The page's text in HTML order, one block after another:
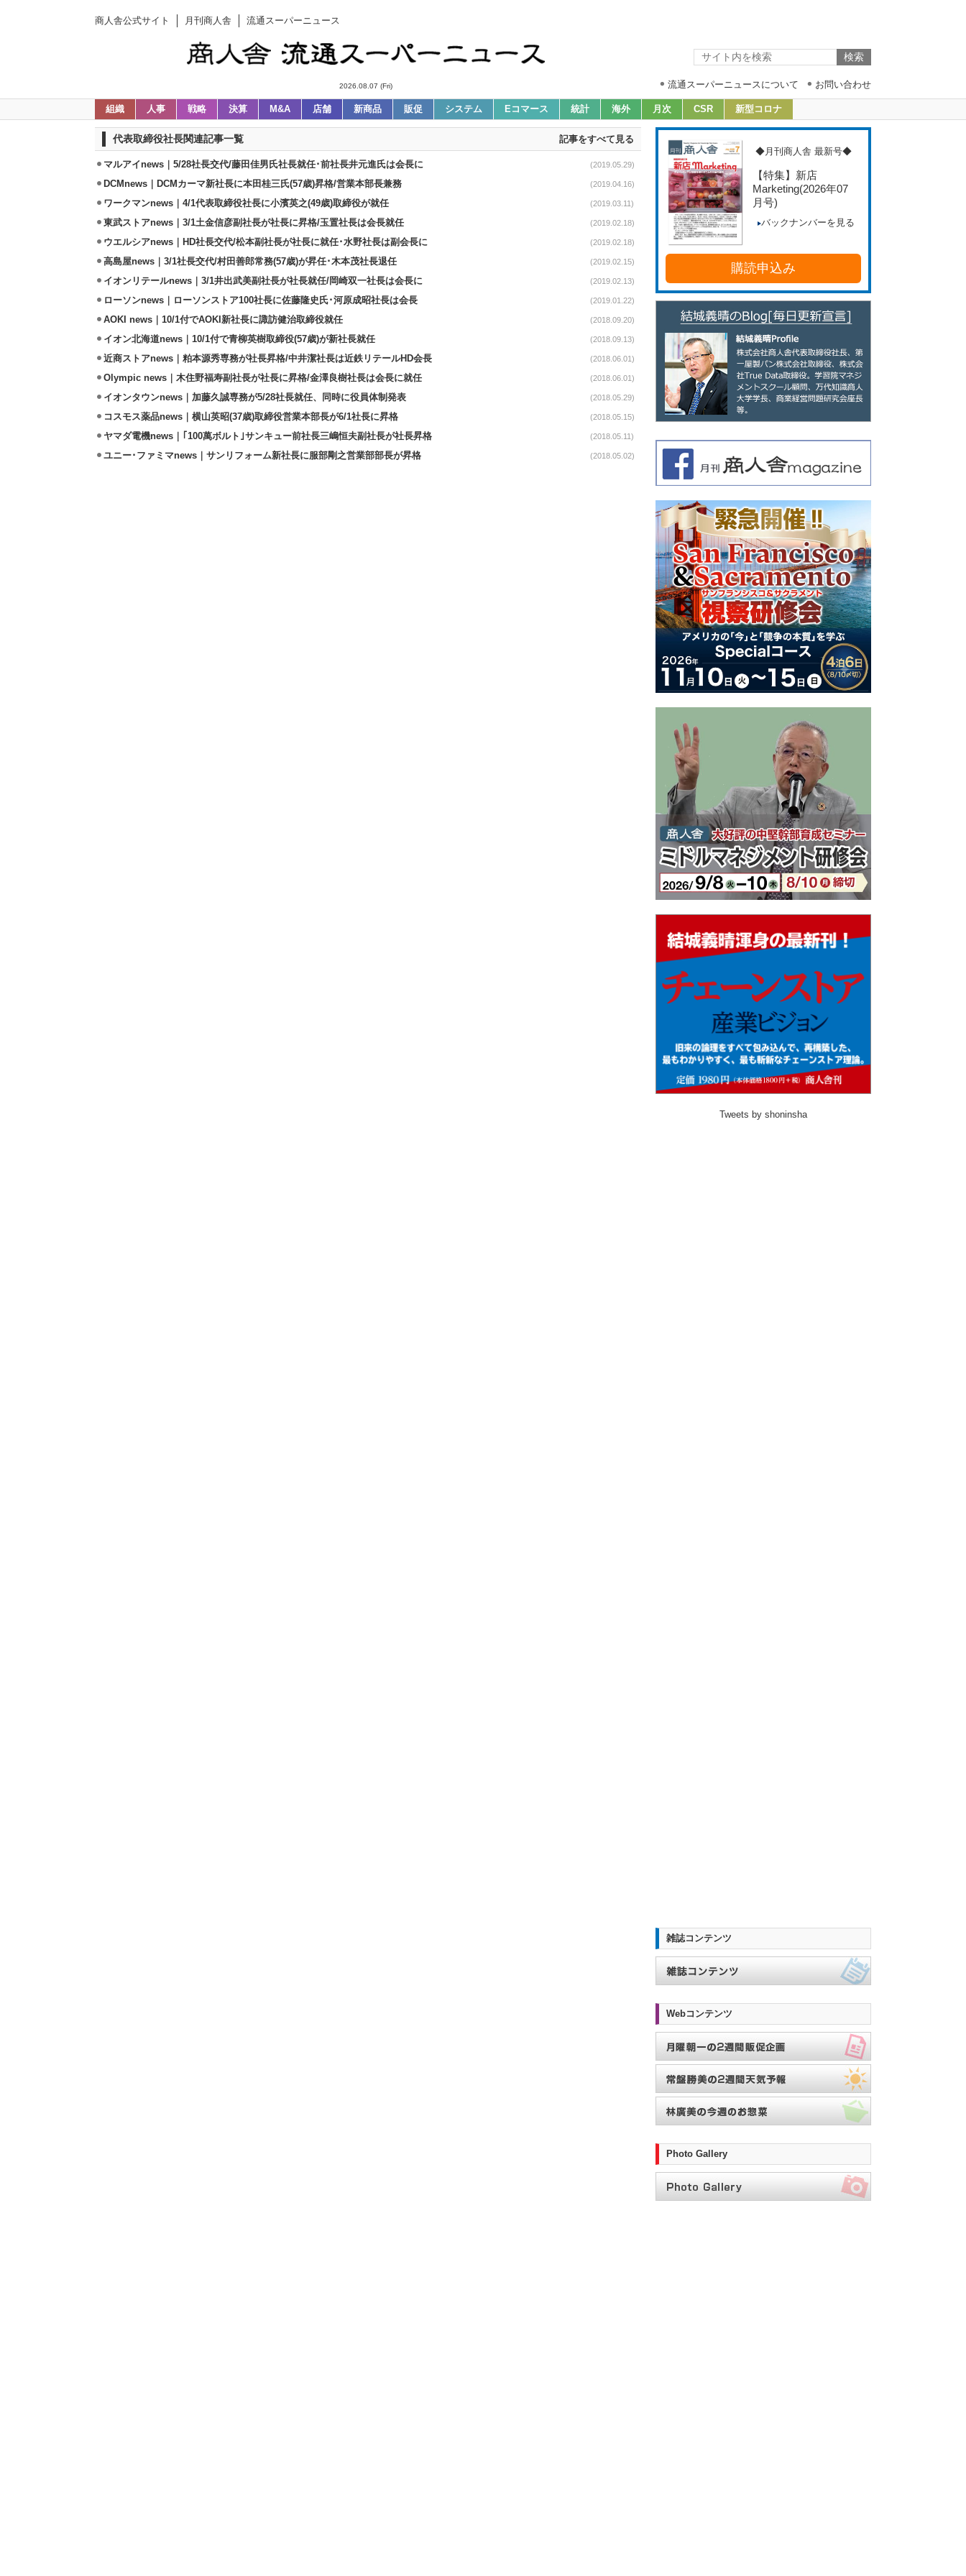
商人舎公式サイト 月刊商人舎 流通スーパーニュース
2026.08.07 (Fri) 流通スーパーニュースについて お問い合わせ
組織 人事 戦略 決算 M&A 店舗 新商品 販促 システム Eコマース 統計 海外 月次 CSR 新型コロナ
代表取締役社長関連記事一覧 記事をすべて見る
マルアイnews｜5/28社長交代/藤田佳男氏社長就任･前社長井元進氏は会長に (2019.05.29)
DCMnews｜DCMカーマ新社長に本田桂三氏(57歳)昇格/営業本部長兼務 (2019.04.16)
ワークマンnews｜4/1代表取締役社長に小濱英之(49歳)取締役が就任 (2019.03.11)
東武ストアnews｜3/1土金信彦副社長が社長に昇格/玉置社長は会長就任 (2019.02.18)
ウエルシアnews｜HD社長交代/松本副社長が社長に就任･水野社長は副会長に (2019.02.18)
高島屋news｜3/1社長交代/村田善郎常務(57歳)が昇任･木本茂社長退任 (2019.02.15)
イオンリテールnews｜3/1井出武美副社長が社長就任/岡崎双一社長は会長に (2019.02.13)
ローソンnews｜ローソンストア100社長に佐藤隆史氏･河原成昭社長は会長 (2019.01.22)
AOKI news｜10/1付でAOKI新社長に諏訪健治取締役就任 (2018.09.20)
イオン北海道news｜10/1付で青柳英樹取締役(57歳)が新社長就任 (2018.09.13)
近商ストアnews｜粕本源秀専務が社長昇格/中井潔社長は近鉄リテールHD会長 (2018.06.01)
Olympic news｜木住野福寿副社長が社長に昇格/金澤良樹社長は会長に就任 (2018.06.01)
イオンタウンnews｜加藤久誠専務が5/28社長就任、同時に役員体制発表 (2018.05.29)
コスモス薬品news｜横山英昭(37歳)取締役営業本部長が6/1社長に昇格 (2018.05.15)
ヤマダ電機news｜｢100萬ボルト｣サンキュー前社長三嶋恒夫副社長が社長昇格 (2018.05.11)
ユニー･ファミマnews｜サンリフォーム新社長に服部剛之営業部部長が昇格 (2018.05.02)
◆月刊商人舎 最新号◆
【特集】新店
Marketing(2026年07
月号)
バックナンバーを見る
購読申込み
Tweets by shoninsha
雑誌コンテンツ
Webコンテンツ
Photo Gallery